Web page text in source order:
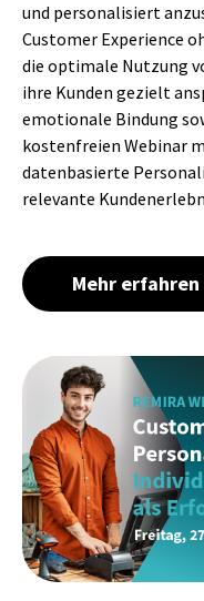
und personalisiert
Customer Experience
die optimale Nutzung
ihre Kunden gezielt
emotionale Bindung
kostenfreien Webinar
datenbasierte
relevante
Mehr erfahren